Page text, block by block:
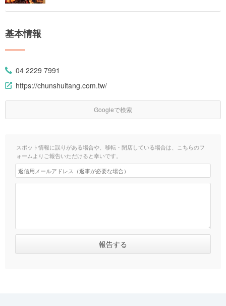
基本情報
04 2229 7991
https://chunshuitang.com.tw/
Googleで検索
スポット情報に誤りがある場合や、移転・閉店している場合は、こちらのフ
ォームよりご報告いただけると幸いです。